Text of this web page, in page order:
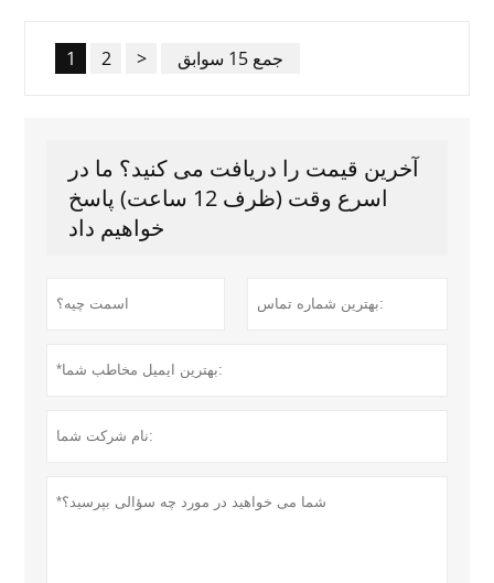
1 2 > جمع 15 سوابق
آخرین قیمت را دریافت می کنید؟ ما در
اسرع وقت (ظرف 12 ساعت) پاسخ
خواهیم داد